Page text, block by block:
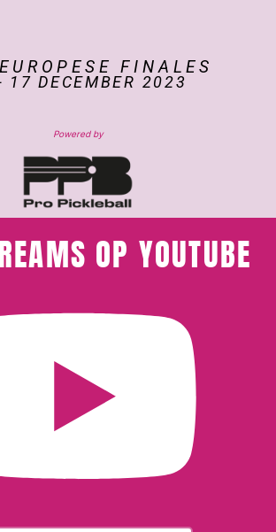
FINALES
17 DECEMBER 2023
Powered by
OP YOUTUBE